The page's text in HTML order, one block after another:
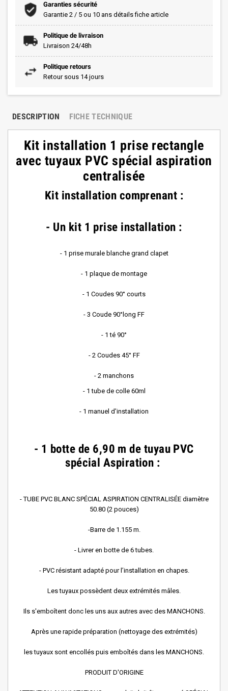
Garanties sécurité
Garantie 2 / 5 ou 10 ans détails fiche article
Politique de livraison
Livraison 24/48h
Politique retours
Retour sous 14 jours
DESCRIPTION FICHE TECHNIQUE
Kit installation 1 prise rectangle
avec tuyaux PVC spécial aspiration
centralisée
Kit installation comprenant :
- Un kit 1 prise installation :
- 1 prise murale blanche grand clapet
- 1 plaque de montage
- 1 Coudes 90° courts
- 3 Coude 90°long FF
- 1 té 90°
- 2 Coudes 45° FF
- 2 manchons
- 1 tube de colle 60ml
- 1 manuel d'installation
- 1 botte de 6,90 m de tuyau PVC
spécial Aspiration :
- TUBE PVC BLANC SPÉCIAL ASPIRATION CENTRALISÉE diamètre
50.80 (2 pouces)
-Barre de 1.155 m.
- Livrer en botte de 6 tubes.
- PVC résistant adapté pour l’installation en chapes.
Les tuyaux possèdent deux extrémités mâles.
Ils s'emboîtent donc les uns aux autres avec des MANCHONS.
Après une rapide préparation (nettoyage des extrémités)
les tuyaux sont encollés puis emboîtés dans les MANCHONS.
PRODUIT D'ORIGINE